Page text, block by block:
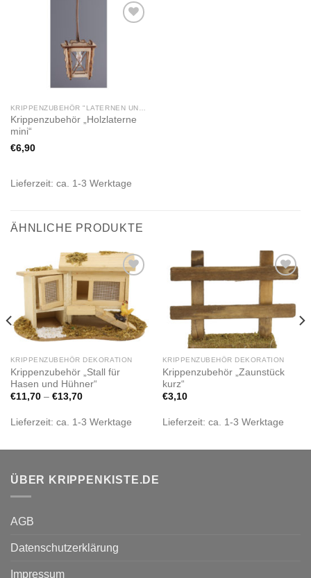
Krippenzubehör „Holzlaterne
mini“
€6,90
Lieferzeit: ca. 1-3 Werktage
ÄHNLICHE PRODUKTE
Zur
Wunschliste
hinzufügen
KRIPPENZUBEHÖR DEKORATION
Krippenzubehör „Stall für
Hasen und Hühner“
€11,70– €13,70
Lieferzeit: ca. 1-3 Werktage
hinzufügen
KRIPPENZUBEHÖR DEKORATION
Krippenzubehör „Zaunstück
kurz“
€3,10
Lieferzeit: ca. 1-3 Werktage
ÜBER KRIPPENKISTE.DE
AGB
Datenschutzerklärung
Impressum